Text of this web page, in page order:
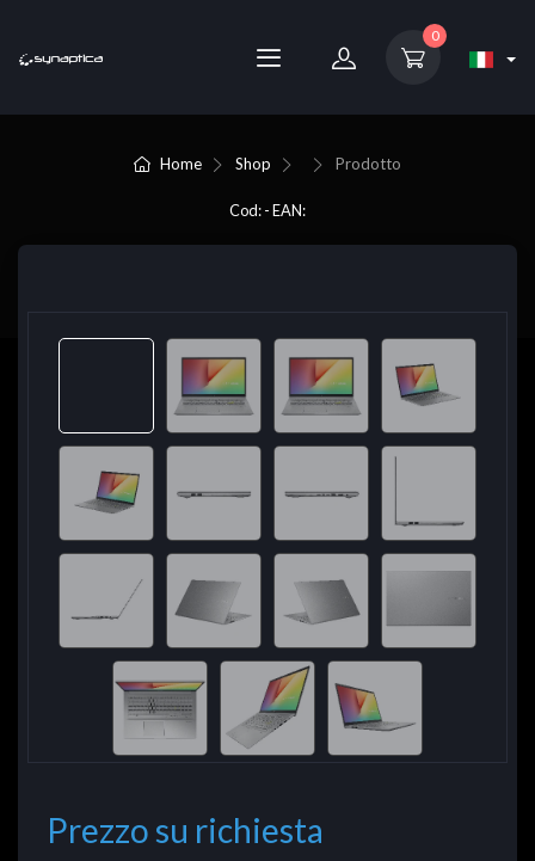
0
Home Shop Prodotto
Cod: - EAN:
Prezzo su richiesta